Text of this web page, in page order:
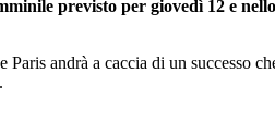
previsto per giovedì 12 e
Paris andrà a caccia di un successo
.